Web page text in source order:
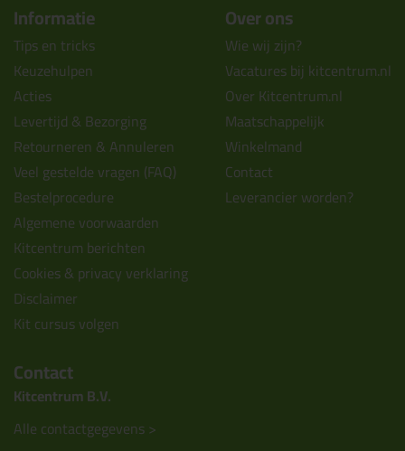
Informatie
Tips en tricks
Keuzehulpen
Acties
Levertijd & Bezorging
Retourneren & Annuleren
Veel gestelde vragen (FAQ)
Bestelprocedure
Algemene voorwaarden
Kitcentrum berichten
Cookies & privacy verklaring
Disclaimer
Kit cursus volgen
Over ons
Wie wij zijn?
Vacatures bij kitcentrum.nl
Over Kitcentrum.nl
Maatschappelijk
Winkelmand
Contact
Leverancier worden?
Contact
Kitcentrum B.V.
Alle contactgegevens >